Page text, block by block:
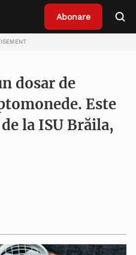
Abonare
dosar de
Este
la ISU Brăila,